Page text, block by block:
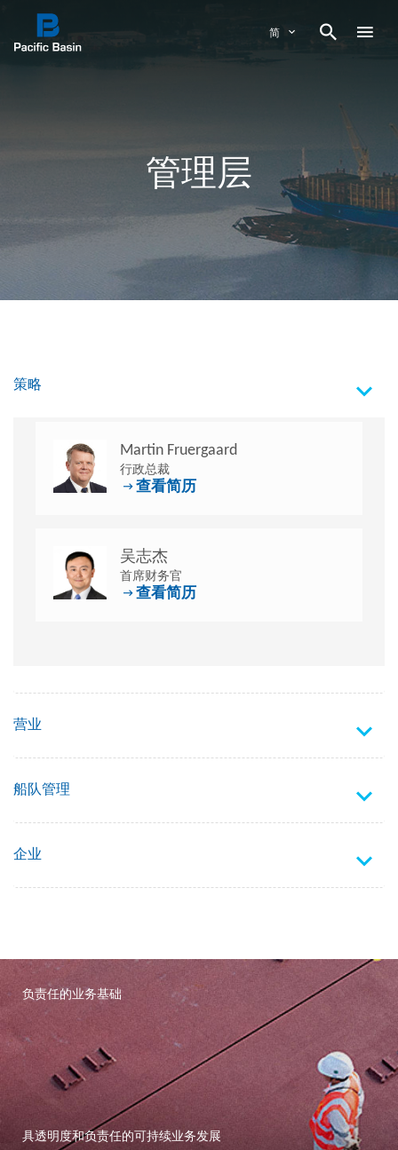
简 
管理层
策略
Martin Fruergaard
行政总裁
查看简历
吴志杰
首席财务官
查看简历
营业
船队管理
企业
负责任的业务基础
具透明度和负责任的可持续业务发展